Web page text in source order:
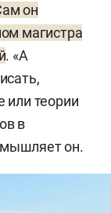
он
магистра
. «А
или теории
в
он.